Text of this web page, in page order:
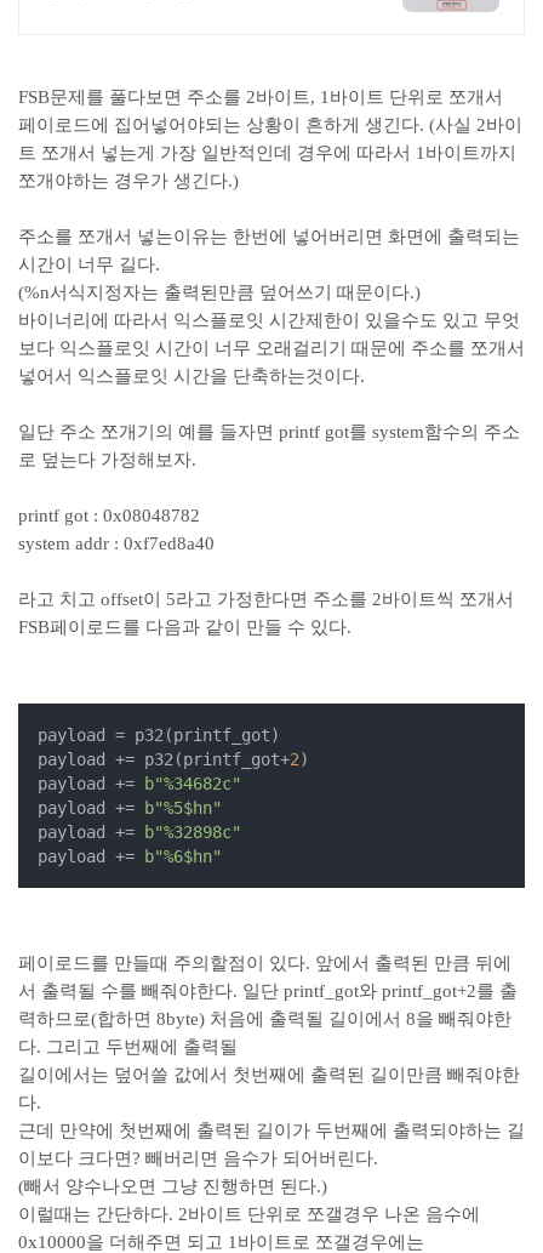
FSB문제를 풀다보면 주소를 2바이트, 1바이트 단위로 쪼개서
페이로드에 집어넣어야되는 상황이 흔하게 생긴다. (사실 2바이
트 쪼개서 넣는게 가장 일반적인데 경우에 따라서 1바이트까지
쪼개야하는 경우가 생긴다.)
주소를 쪼개서 넣는이유는 한번에 넣어버리면 화면에 출력되는
시간이 너무 길다.
(%n서식지정자는 출력된만큼 덮어쓰기 때문이다.)
바이너리에 따라서 익스플로잇 시간제한이 있을수도 있고 무엇
보다 익스플로잇 시간이 너무 오래걸리기 때문에 주소를 쪼개서
넣어서 익스플로잇 시간을 단축하는것이다.
일단 주소 쪼개기의 예를 들자면 printf got를 system함수의 주소
로 덮는다 가정해보자.
printf got : 0x08048782
system addr : 0xf7ed8a40
라고 치고 offset이 5라고 가정한다면 주소를 2바이트씩 쪼개서
FSB페이로드를 다음과 같이 만들 수 있다.
payload = p32(printf_got)
payload += p32(printf_got+2)
payload +=
b"%34682c"
payload +=
b"%5$hn"
payload +=
b"%32898c"
payload +=
b"%6$hn"
페이로드를 만들때 주의할점이 있다. 앞에서 출력된 만큼 뒤에
서 출력될 수를 빼줘야한다. 일단 printf_got와 printf_got+2를 출
력하므로(합하면 8byte) 처음에 출력될 길이에서 8을 빼줘야한
다. 그리고 두번째에 출력될
길이에서는 덮어쓸 값에서 첫번째에 출력된 길이만큼 빼줘야한
다.
근데 만약에 첫번째에 출력된 길이가 두번째에 출력되야하는 길
이보다 크다면? 빼버리면 음수가 되어버린다.
(빼서 양수나오면 그냥 진행하면 된다.)
이럴때는 간단하다. 2바이트 단위로 쪼갤경우 나온 음수에
0x10000을 더해주면 되고 1바이트로 쪼갤경우에는